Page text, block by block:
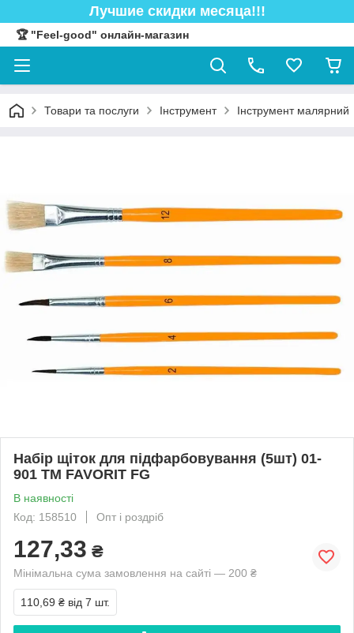
Лучшие скидки месяца!!!
🏆 "Feel-good" онлайн-магазин
Товари та послуги Інструмент Інструмент малярний
Набір щіток для підфарбовування (5шт) 01-
901 ТМ FAVORIT FG
В наявності
Код: 158510
Опт і роздріб
127,33 ₴
Мінімальна сума замовлення на сайті — 200 ₴
110,69 ₴ від 7 шт.